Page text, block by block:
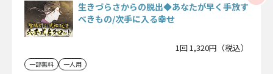
生きづらさからの脱出◆あなたが早く手放す
べきもの/次手に入る幸せ
1回 1,320円（税込）
一部無料 一人用